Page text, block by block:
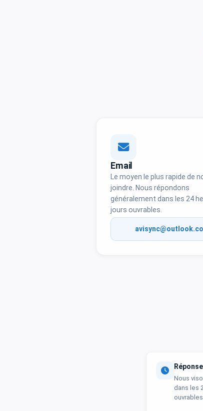
Email
Le moyen le plus rapide de
joindre. Nous répondons
généralement dans les 24
jours ouvrables.
Nous
dans les
ouvrables.